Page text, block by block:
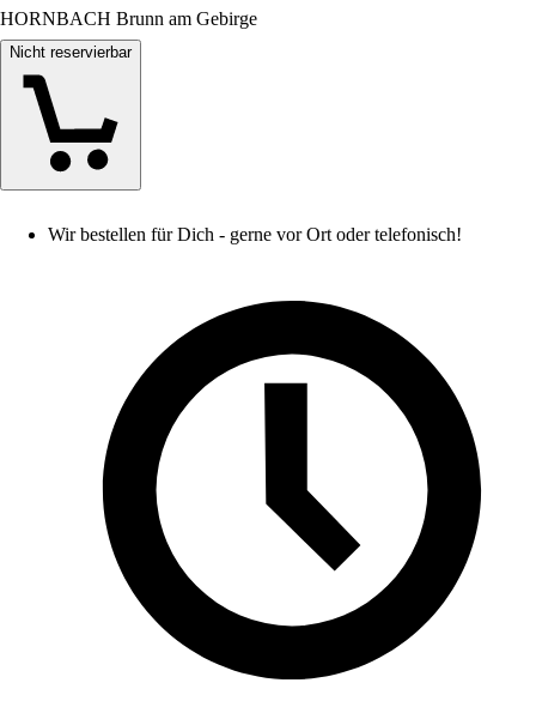
HORNBACH Brunn am Gebirge
Nicht reservierbar
Wir bestellen für Dich - gerne vor Ort oder telefonisch!